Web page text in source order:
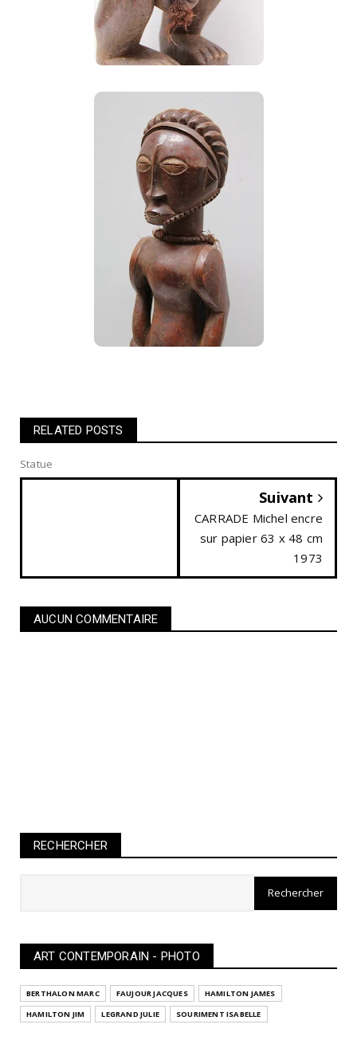
RELATED POSTS
Statue
Suivant
CARRADE Michel encre
sur papier 63 x 48 cm
1973
AUCUN COMMENTAIRE
RECHERCHER
ART CONTEMPORAIN - PHOTO
BERTHALON MARC FAUJOUR JACQUES
HAMILTON JAMES
HAMILTON JIM
LEGRAND JULIE SOURIMENT ISABELLE